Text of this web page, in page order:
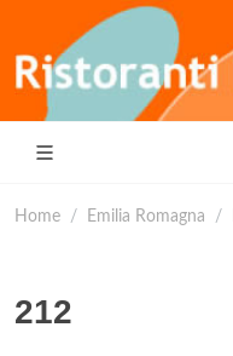
Home Emilia Romagna
212